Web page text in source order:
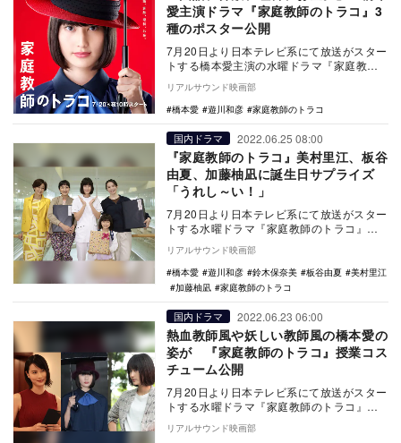
愛主演ドラマ『家庭教師のトラコ』3
種のポスター公開
7月20日より日本テレビ系にて放送がスター
トする橋本愛主演の水曜ドラマ『家庭教師
のトラコ』のポスタービジュアルが公開さ
れた。 …
リアルサウンド映画部
橋本愛
遊川和彦 家庭教師のトラコ
国内ドラマ 2022.06.25 08:00
『家庭教師のトラコ』美村里江、板谷
由夏、加藤柚凪に誕生日サプライズ
「うれし～い！」
7月20日より日本テレビ系にて放送がスター
トする水曜ドラマ『家庭教師のトラコ』。6
月に誕生日を迎えた美村里江、板谷由夏、
加藤柚凪…
リアルサウンド映画部
橋本愛
遊川和彦 鈴木保奈美 板谷由夏
美村里江
加藤柚凪
家庭教師のトラコ
国内ドラマ 2022.06.23 06:00
熱血教師風や妖しい教師風の橋本愛の
姿が 『家庭教師のトラコ』授業コス
チューム公開
7月20日より日本テレビ系にて放送がスター
トする水曜ドラマ『家庭教師のトラコ』。
橋本愛演じるトラコの授業コスチュームが
初公開され…
リアルサウンド映画部